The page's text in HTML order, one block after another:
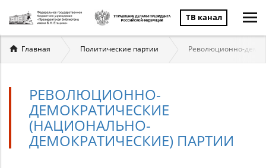
ТВ канал
Вы
здесь
Главная Политические партии Революционно-
РЕВОЛЮЦИОННО-
ДЕМОКРАТИЧЕСКИЕ
(НАЦИОНАЛЬНО-
ДЕМОКРАТИЧЕСКИЕ) ПАРТИИ